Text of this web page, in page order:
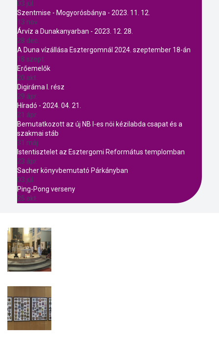
03 júl.
Szentmise - Mogyorósbánya - 2023. 11. 12.
13 nov.
Árvíz a Dunakanyarban - 2023. 12. 28.
28 dec.
A Duna vízállása Esztergomnál 2024. szeptember 18-án
18 szept.
Erőemelők
20 okt.
Digiráma I. rész
29 ápr.
Híradó - 2024. 04. 21.
21 ápr.
Bemutatkozott az új NB I-es nöi kézilabda csapat és a
szakmai stáb
31 máj.
Istentisztelet az Esztergomi Református templomban
23 ápr.
Sacher könyvbemutató Párkányban
03 júl.
Ping-Pong verseny
25 okt.